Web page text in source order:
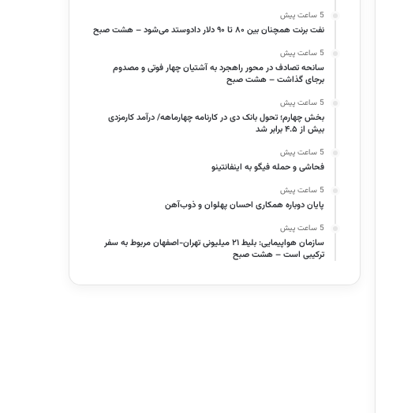
5 ساعت پیش
نفت برنت همچنان بین ۸۰ تا ۹۰ دلار دادوستد می‌شود – هشت صبح
5 ساعت پیش
سانحه تصادف در محور راهجرد به آشتیان چهار فوتی و مصدوم
برجای گذاشت – هشت صبح
5 ساعت پیش
بخش چهارم؛ تحول بانک دی در کارنامه چهارماهه/ درآمد کارمزدی
بیش از ۴.۵ برابر شد
5 ساعت پیش
فحاشی و حمله فیگو به اینفانتینو
5 ساعت پیش
پایان دوباره همکاری احسان پهلوان و ذوب‌آهن
5 ساعت پیش
سازمان هواپیمایی: بلیط ۲۱ میلیونی تهران-اصفهان مربوط به سفر
ترکیبی است – هشت صبح